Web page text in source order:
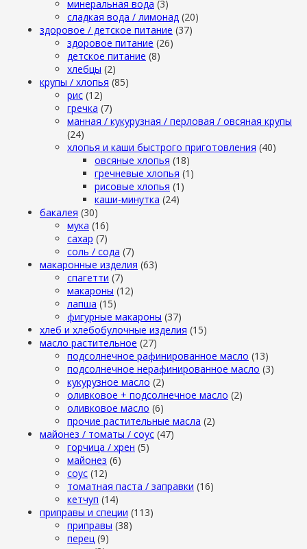
минеральная вода (3)
сладкая вода / лимонад (20)
здоровое / детское питание (37)
здоровое питание (26)
детское питание (8)
хлебцы (2)
крупы / хлопья (85)
рис (12)
гречка (7)
манная / кукурузная / перловая / овсяная крупы
(24)
хлопья и каши быстрого приготовления (40)
овсяные хлопья (18)
гречневые хлопья (1)
рисовые хлопья (1)
каши-минутка (24)
бакалея (30)
мука (16)
сахар (7)
cоль / cода (7)
макаронные изделия (63)
cпагетти (7)
макароны (12)
лапша (15)
фигурные макароны (37)
хлеб и хлебобулочные изделия (15)
масло растительное (27)
подсолнечное рафинированное масло (13)
подсолнечное нерафинированное масло (3)
кукурузное масло (2)
оливковое + подсолнечное масло (2)
оливковое масло (6)
прочие растительные масла (2)
майонез / томаты / соус (47)
горчица / хрен (5)
майонез (6)
соус (12)
томатная паста / заправки (16)
кетчуп (14)
приправы и специи (113)
приправы (38)
перец (9)